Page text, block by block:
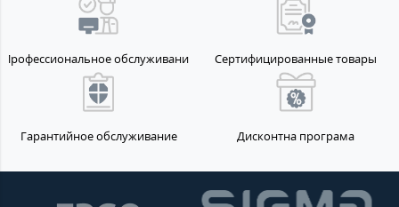
Профессиональное обслуживание Сертифицированные товары
Гарантийное обслуживание Дисконтна програма